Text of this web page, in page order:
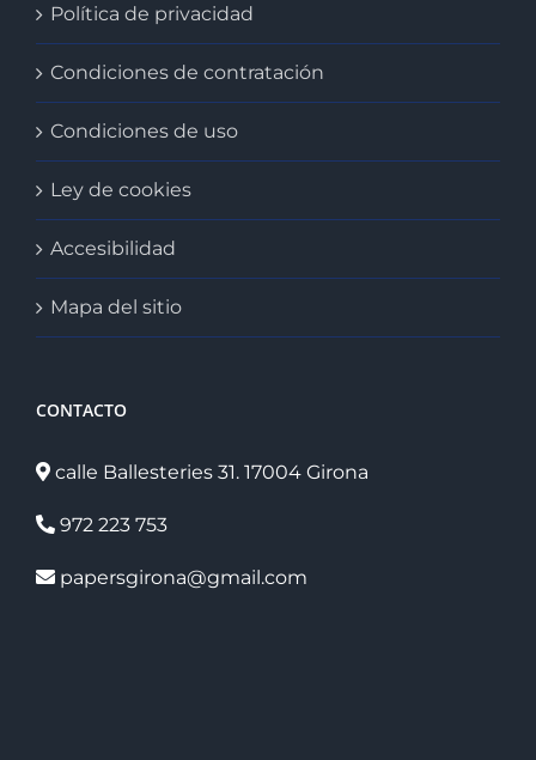
Política de privacidad
Condiciones de contratación
Condiciones de uso
Ley de cookies
Accesibilidad
Mapa del sitio
CONTACTO
calle Ballesteries 31. 17004 Girona
972 223 753
papersgirona@gmail.com